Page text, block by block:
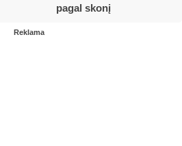
pagal skonį
Reklama